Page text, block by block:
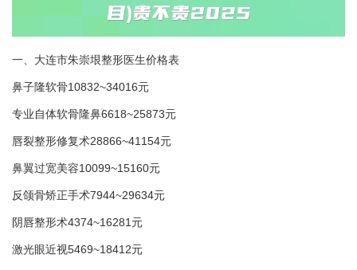
一、大连市朱崇垠整形医生价格表
鼻子隆软骨10832~34016元
专业自体软骨隆鼻6618~25873元
唇裂整形修复术28866~41154元
鼻翼过宽美容10099~15160元
反颌骨矫正手术7944~29634元
阴唇整形术4374~16281元
激光眼近视5469~18412元